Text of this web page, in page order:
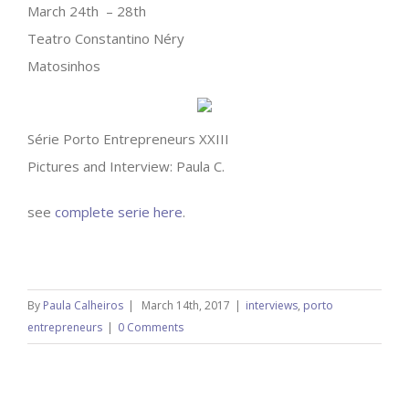
March 24th – 28th
Teatro Constantino Néry
Matosinhos
Série Porto Entrepreneurs XXIII
Pictures and Interview: Paula C.
see complete serie here.
By Paula Calheiros | March 14th, 2017 | interviews, porto
entrepreneurs | 0 Comments